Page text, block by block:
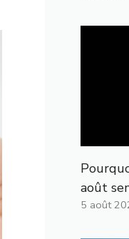
août
5 août